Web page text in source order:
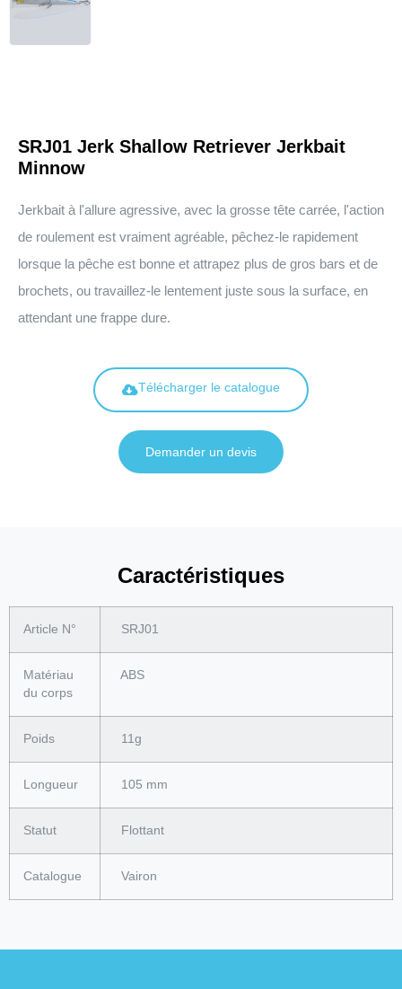
SRJ01 Jerk Shallow Retriever Jerkbait
Minnow
Jerkbait à l'allure agressive, avec la grosse tête carrée, l'action
de roulement est vraiment agréable, pêchez-le rapidement
lorsque la pêche est bonne et attrapez plus de gros bars et de
brochets, ou travaillez-le lentement juste sous la surface, en
attendant une frappe dure.
Télécharger le catalogue
Demander un devis
Caractéristiques
Article N° SRJ01
Matériau
du corps
ABS
Poids 11g
Longueur 105 mm
Statut Flottant
Catalogue Vairon